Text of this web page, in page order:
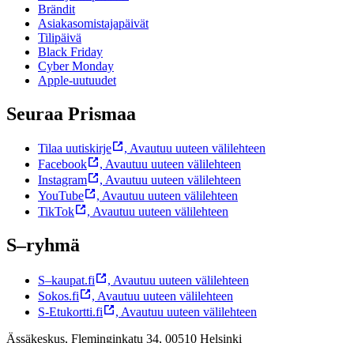
Brändit
Asiakasomistajapäivät
Tilipäivä
Black Friday
Cyber Monday
Apple-uutuudet
Seuraa Prismaa
Tilaa uutiskirje , Avautuu uuteen välilehteen
Facebook
, Avautuu uuteen välilehteen
Instagram
, Avautuu uuteen välilehteen
YouTube
, Avautuu uuteen välilehteen
TikTok
, Avautuu uuteen välilehteen
S–ryhmä
S–kaupat.fi , Avautuu uuteen välilehteen
Sokos.fi
, Avautuu uuteen välilehteen
S-Etukortti.fi
, Avautuu uuteen välilehteen
Ässäkeskus, Fleminginkatu 34, 00510 Helsinki